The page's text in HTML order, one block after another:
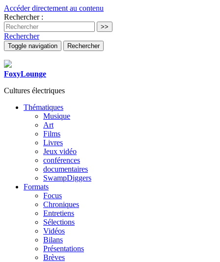
Accéder directement au contenu
Rechercher :
Rechercher
Toggle navigation Rechercher
FoxyLounge
Cultures électriques
Thématiques
Musique
Art
Films
Livres
Jeux vidéo
conférences
documentaires
SwampDiggers
Formats
Focus
Chroniques
Entretiens
Sélections
Vidéos
Bilans
Présentations
Brèves